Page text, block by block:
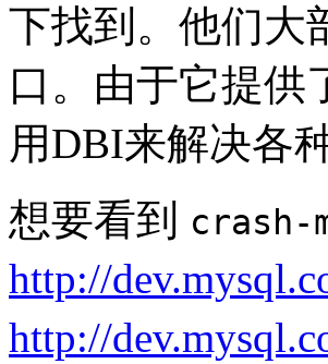
下找到。他们大
口。由于它提供
用DBI来解决各
想要看到
crash-
http://
http://